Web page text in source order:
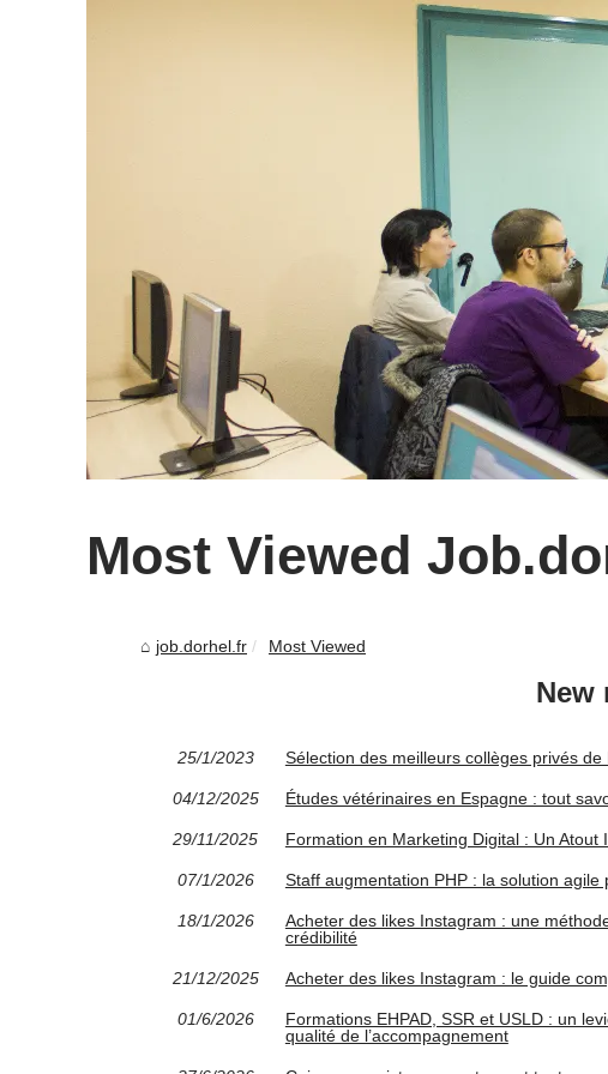
Most Viewed
job.dorhel.fr Most Viewed
New
25/1/2023 Sélection des meilleurs collèges privés de
04/12/2025 Études vétérinaires en Espagne : tout
29/11/2025 Formation en Marketing Digital : Un Atout
07/1/2026 Staff augmentation PHP : la solution
18/1/2026
Acheter des likes Instagram : une
crédibilité
21/12/2025 Acheter des likes Instagram : le guide
01/6/2026
Formations EHPAD, SSR et USLD : un
qualité de l’accompagnement